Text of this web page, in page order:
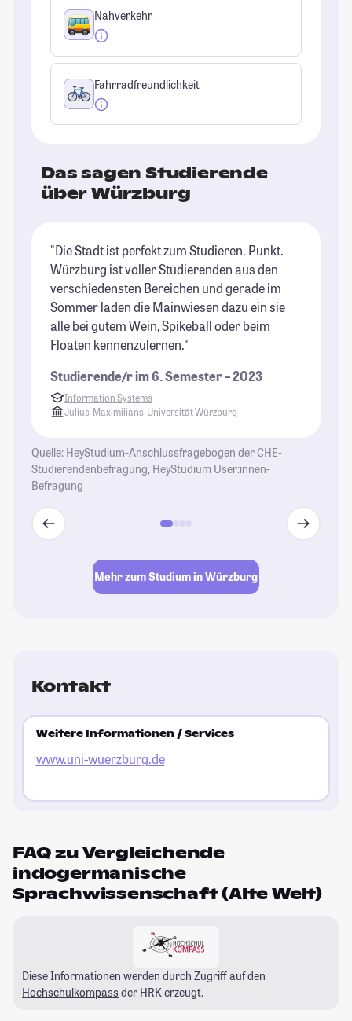
Nahverkehr
Fahrradfreundlichkeit
Das sagen Studierende
über Würzburg
"Die Stadt ist perfekt zum Studieren. Punkt.
Würzburg ist voller Studierenden aus den
verschiedensten Bereichen und gerade im
Sommer laden die Mainwiesen dazu ein sie
alle bei gutem Wein, Spikeball oder beim
Floaten kennenzulernen."
Studierende/r im 6. Semester – 2023
Information Systems
Julius-Maximilians-Universität Würzburg
Quelle: HeyStudium-Anschlussfragebogen der CHE-
Studierendenbefragung, HeyStudium User:innen-
Befragung
Mehr zum Studium in Würzburg
Kontakt
Weitere Informationen / Services
www.uni-wuerzburg.de
FAQ zu Vergleichende
indogermanische
Sprachwissenschaft (Alte Welt)
Diese Informationen werden durch Zugriff auf den
Hochschulkompass der HRK erzeugt.